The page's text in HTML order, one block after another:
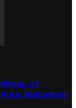
от
двигателя